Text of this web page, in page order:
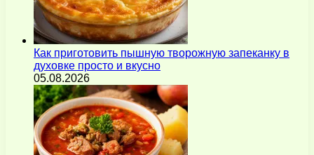
Как приготовить пышную творожную запеканку в
духовке просто и вкусно
05.08.2026